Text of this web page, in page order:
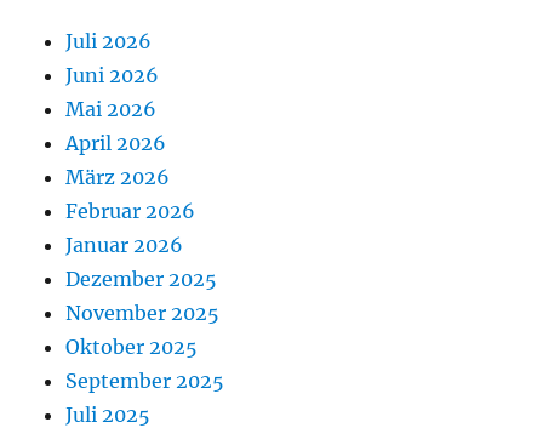
Juli 2026
Juni 2026
Mai 2026
April 2026
März 2026
Februar 2026
Januar 2026
Dezember 2025
November 2025
Oktober 2025
September 2025
Juli 2025